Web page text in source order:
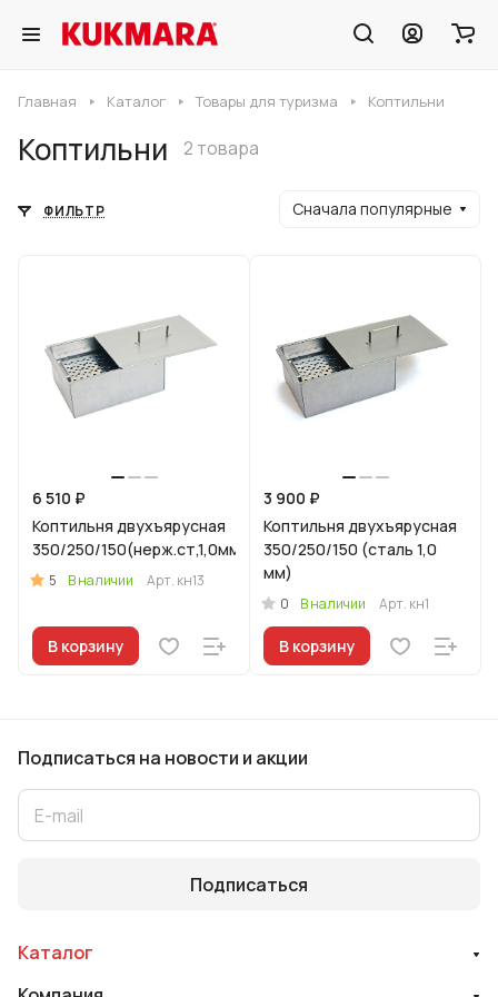
Главная Каталог Товары для туризма Коптильни
Коптильни 2 товара
ФИЛЬТР Сначала популярные
6 510 ₽
Коптильня двухъярусная
350/250/150(нерж.ст,1,0мм)
5 В наличии Арт. кн13
В корзину
3 900 ₽
Коптильня двухъярусная
350/250/150 (сталь 1,0
мм)
0 В наличии Арт. кн1
В корзину
Подписаться на новости и акции
Подписаться
Каталог